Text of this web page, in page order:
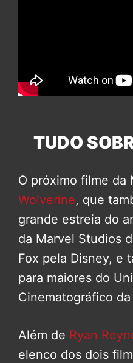
TUDO
O próximo filme da
Wolverine, que
grande estreia do
da Marvel Studios
Fox pela Disney, e
para maiores do
Cinematográfico
Além de Ryan
elenco dos dois